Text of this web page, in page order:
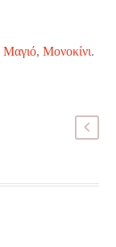
Μαγιό, Μονοκίνι.